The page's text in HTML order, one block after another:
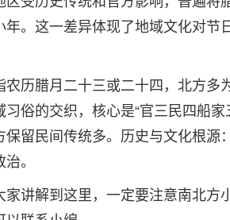
年。这一差异体现了地域文化对节
农历腊月二十三或二十四，北方多
习俗的交织，核心是“官三民四船
保留民间传统多。历史与文化根
。
家讲解到这里，一定要注意南北方